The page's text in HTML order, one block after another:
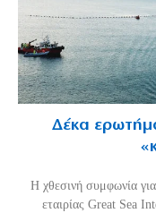
Δέκα
Η χθεσινή συμφωνία
εταιρίας Great Sea